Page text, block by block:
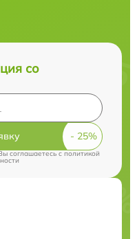
со
соглашаетесь cполитикой